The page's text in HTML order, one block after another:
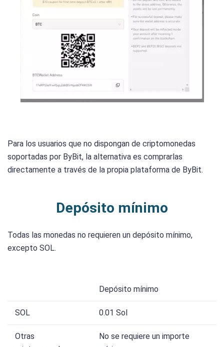
Para los usuarios que no dispongan de criptomonedas
soportadas por ByBit, la alternativa es comprarlas
directamente a través de la propia plataforma de ByBit.
Depósito mínimo
Todas las monedas no requieren un depósito mínimo,
excepto SOL.
Depósito mínimo
SOL 0.01 Sol
Otras
No se requiere un importe